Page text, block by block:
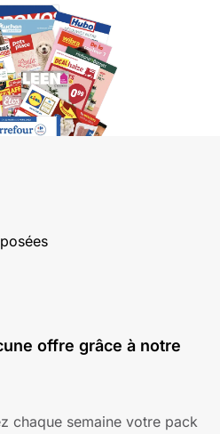
offre grâce à notre
chaque semaine votre pack